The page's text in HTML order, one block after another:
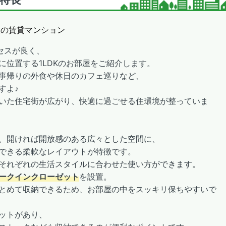
賃貸マンション
が良く、
置する1LDKのお部屋をご紹介します。
りの外食や休日のカフェ巡りなど、
よ♪
た住宅街が広がり、快適に過ごせる住環境が整っていま
開ければ開放感のある広々とした空間に、
る柔軟なレイアウトが特徴です。
ぞれの生活スタイルに合わせた使い方ができます。
クインクローゼットを設置。
めて収納できるため、お部屋の中をスッキリ保ちやすいで
トがあり、